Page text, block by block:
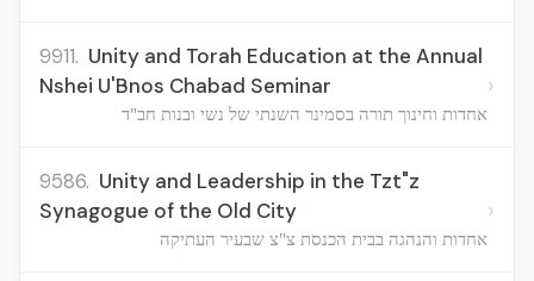
9911. Unity and Torah Education at the Annual
Nshei U'Bnos Chabad Seminar
אחדות וחינוך תורה בסמינר השנתי של נשי ובנות חב"ד
›
9586. Unity and Leadership in the Tzt"z
Synagogue of the Old City
אחדות והנהגה בבית הכנסת צ"צ שבעיר העתיקה
›